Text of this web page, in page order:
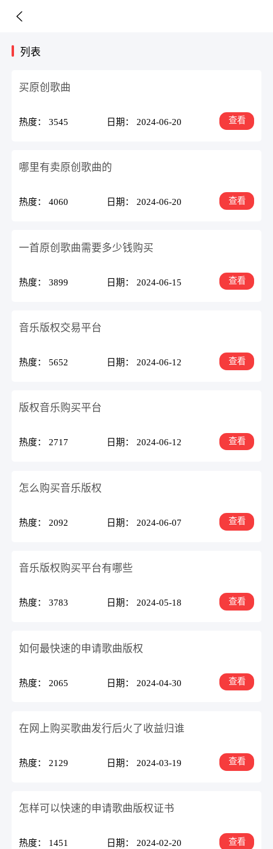
列表
买原创歌曲
热度： 3545 日期： 2024-06-20 查看
哪里有卖原创歌曲的
热度： 4060 日期： 2024-06-20 查看
一首原创歌曲需要多少钱购买
热度： 3899 日期： 2024-06-15 查看
音乐版权交易平台
热度： 5652 日期： 2024-06-12 查看
版权音乐购买平台
热度： 2717 日期： 2024-06-12 查看
怎么购买音乐版权
热度： 2092 日期： 2024-06-07 查看
音乐版权购买平台有哪些
热度： 3783 日期： 2024-05-18 查看
如何最快速的申请歌曲版权
热度： 2065 日期： 2024-04-30 查看
在网上购买歌曲发行后火了收益归谁
热度： 2129 日期： 2024-03-19 查看
怎样可以快速的申请歌曲版权证书
热度： 1451 日期： 2024-02-20 查看